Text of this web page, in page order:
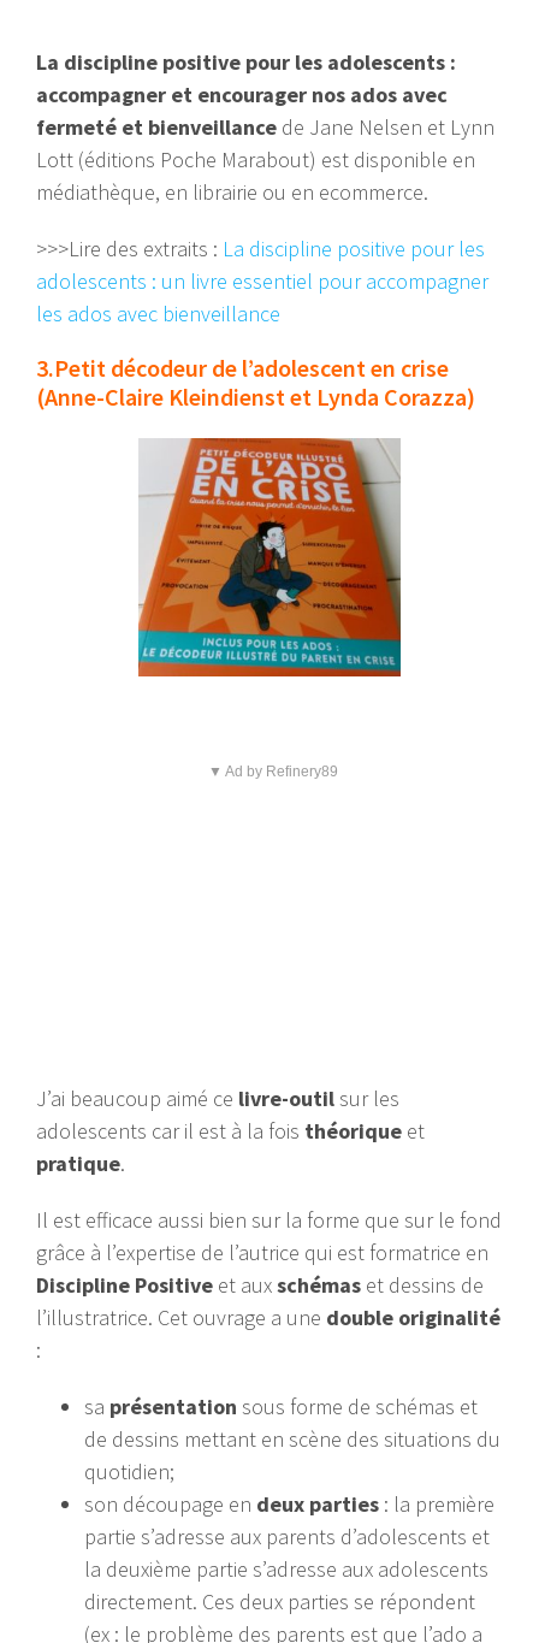
La discipline positive pour les adolescents :
accompagner et encourager nos ados avec
fermeté et bienveillance de Jane Nelsen et Lynn
Lott (éditions Poche Marabout) est disponible en
médiathèque, en librairie ou en ecommerce.
>>>Lire des extraits : La discipline positive pour les
adolescents : un livre essentiel pour accompagner
les ados avec bienveillance
3.Petit décodeur de l’adolescent en crise
(Anne-Claire Kleindienst et Lynda Corazza)
▼ Ad by Refinery89
J’ai beaucoup aimé ce livre-outilsur les
adolescents car il est à la fois théorique et
pratique.
Il est efficace aussi bien sur la forme que sur le fond
grâce à l’expertise de l’autrice qui est formatrice en
Discipline Positive et auxschémas et dessins de
l’illustratrice. Cet ouvrage a une double originalité
:
sa présentation sous forme de schémas et
de dessins mettant en scène des situations du
quotidien;
son découpage en deux parties : la première
partie s’adresse aux parents d’adolescents et
la deuxième partie s’adresse aux adolescents
directement. Ces deux parties se répondent
(ex : le problème des parents est que l’ado a